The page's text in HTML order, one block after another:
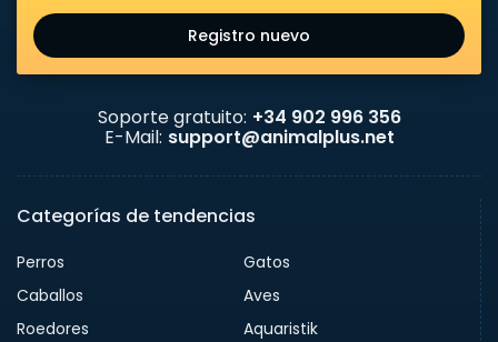
Registro nuevo
Soporte gratuito: +34 902 996 356
E-Mail: support@animalplus.net
Categorías de tendencias
Perros
Gatos
Caballos
Aves
Roedores
Aquaristik